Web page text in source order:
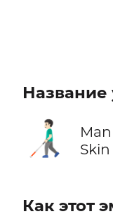
Название
👨🏻‍🦯
Как этот